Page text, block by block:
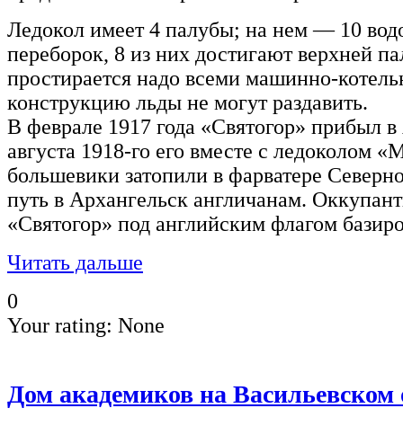
Ледокол имеет 4 палубы; на нем — 10
переборок, 8 из них достигают верхней
простирается надо всеми машинно-
конструкцию льды не могут раздавить.
В феврале 1917 года «Святогор» прибыл
августа 1918-го его вместе с ледоколом
большевики затопили в фарватере
путь в Архангельск англичанам.
«Святогор» под английским флагом
Читать дальше
0
Your rating: None
Дом академиков на Васильевском